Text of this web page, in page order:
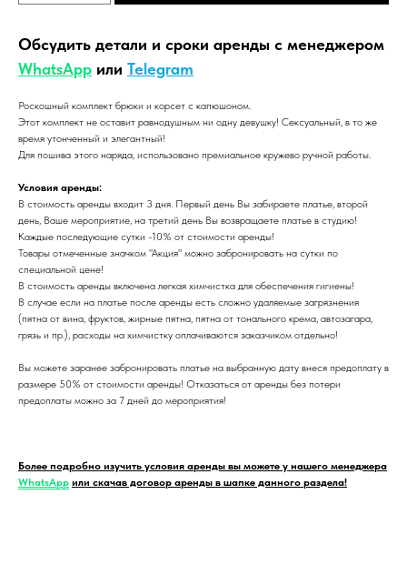
Обсудить детали и сроки аренды с менеджером
WhatsApp или Telegram
Роскошный комплект брюки и корсет с капюшоном.
Этот комплект не оставит равнодушным ни одну девушку! Сексуальный, в то же
время утонченный и элегантный!
Для пошива этого наряда, использовано премиальное кружево ручной работы.
Условия аренды:
В стоимость аренды входит 3 дня. Первый день Вы забираете платье, второй
день, Ваше мероприятие, на третий день Вы возвращаете платье в студию!
Каждые последующие сутки -10% от стоимости аренды!
Товары отмеченные значком "Акция" можно забронировать на сутки по
специальной цене!
В стоимость аренды включена легкая химчистка для обеспечения гигиены!
В случае если на платье после аренды есть сложно удаляемые загрязнения
(пятна от вина, фруктов, жирные пятна, пятна от тонального крема, автозагара,
грязь и пр.), расходы на химчистку оплачиваются заказчиком отдельно!
Вы можете заранее забронировать платье на выбранную дату внеся предоплату в
размере 50% от стоимости аренды! Отказаться от аренды без потери
предоплаты можно за 7 дней до мероприятия!
Более подробно изучить условия аренды вы можете у нашего менеджера
WhatsApp или скачав договор аренды в шапке данного раздела!